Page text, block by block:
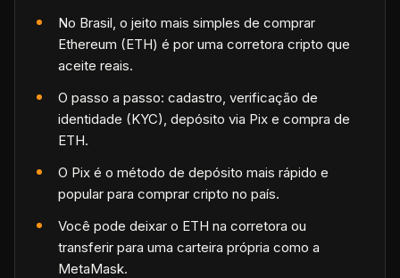
No Brasil, o jeito mais simples de comprar
Ethereum (ETH) é por uma corretora cripto que
aceite reais.
O passo a passo: cadastro, verificação de
identidade (KYC), depósito via Pix e compra de
ETH.
O Pix é o método de depósito mais rápido e
popular para comprar cripto no país.
Você pode deixar o ETH na corretora ou
transferir para uma carteira própria como a
MetaMask.